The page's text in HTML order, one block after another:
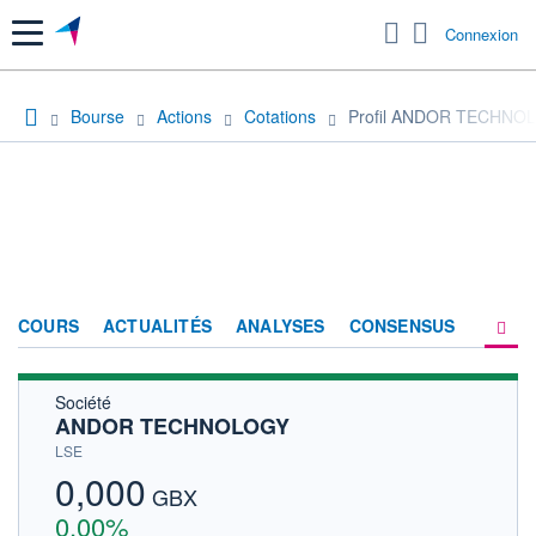
Menu Connexion
Bourse Actions Cotations Profil ANDOR
COURS ACTUALITÉS ANALYSES CONSENSUS
Société
ANDOR TECHNOLOGY
LSE
0,000 GBX
0,00%